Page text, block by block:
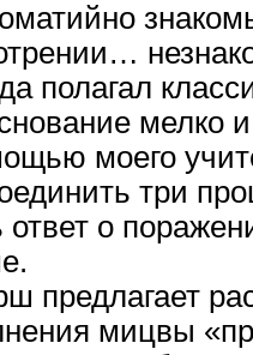
полагал
мелко
моего
три
ответ о
предлагает
мицвы